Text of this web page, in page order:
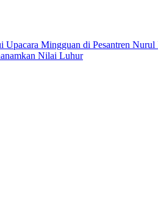
Upacara Mingguan di Pesantren
Nilai Luhur